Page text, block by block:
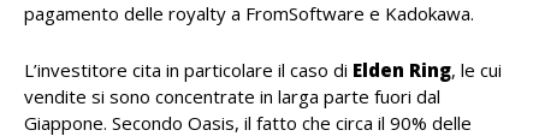
pagamento delle royalty a FromSoftware e Kadokawa.
L’investitore cita in particolare il caso di Elden Ring, le cui
vendite si sono concentrate in larga parte fuori dal
Giappone. Secondo Oasis, il fatto che circa il 90% delle